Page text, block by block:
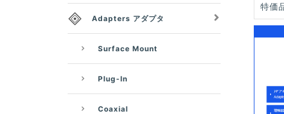
特価
Adapters アダプタ
Surface Mount
Plug-In
Coaxial